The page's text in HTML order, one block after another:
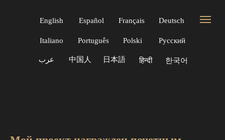
English Español Français Deutsch
Italiano Português Polski Русский
عرب 中国人 日本語 हिन्दी 한국어